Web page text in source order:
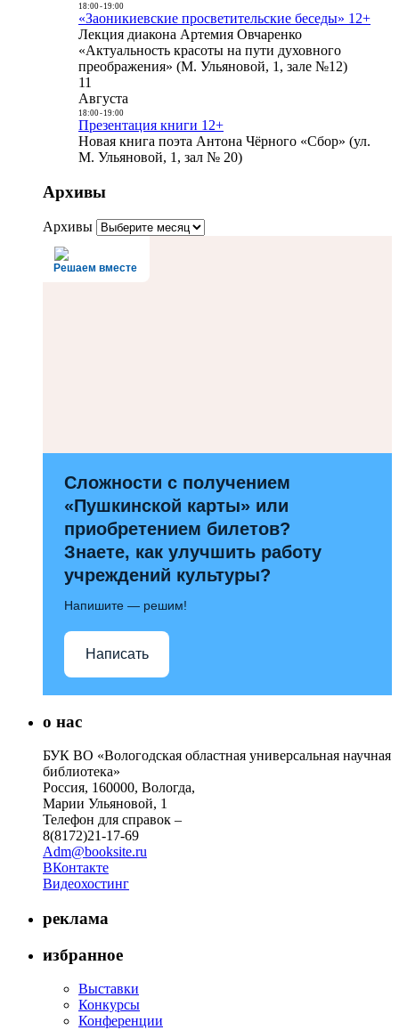
18:00- 19:00
«Заоникиевские просветительские беседы» 12+
Лекция диакона Артемия Овчаренко
«Актуальность красоты на пути духовного
преображения» (М. Ульяновой, 1, зале №12)
11
Августа
18:00- 19:00
Презентация книги 12+
Новая книга поэта Антона Чёрного «Сбор» (ул.
М. Ульяновой, 1, зал № 20)
Архивы
Архивы
Решаем вместе
Сложности с получением
«Пушкинской карты» или
приобретением билетов?
Знаете, как улучшить работу
учреждений культуры?
Напишите — решим!
Написать
о нас
БУК ВО «Вологодская областная универсальная научная
библиотека»
Россия, 160000, Вологда,
Марии Ульяновой, 1
Телефон для справок –
8(8172)21-17-69
Adm@booksite.ru
ВКонтакте
Видеохостинг
реклама
избранное
Выставки
Конкурсы
Конференции